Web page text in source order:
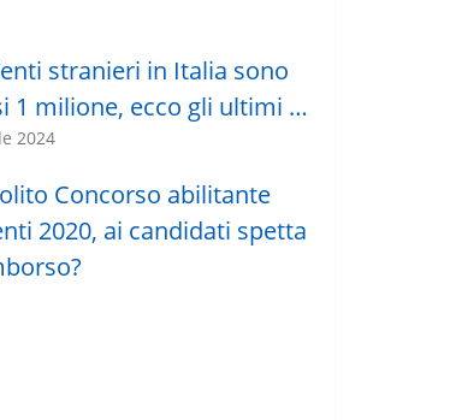
stranieri in Italia sono
1 milione, ecco gli ultimi …
2024